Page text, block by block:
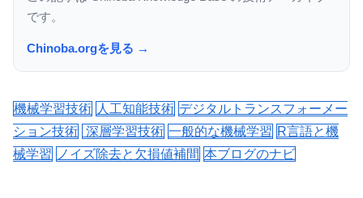
です。
Chinoba.orgを見る →
機械学習技術 人工知能技術 デジタルトランスフォーメー
ション技術 深層学習技術 一般的な機械学習 R言語と機
械学習
ノイズ除去と欠損値補間 本ブログのナビ